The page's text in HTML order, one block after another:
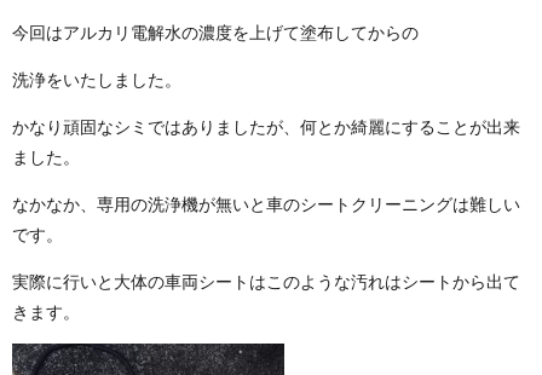
今回はアルカリ電解水の濃度を上げて塗布してからの
洗浄をいたしました。
かなり頑固なシミではありましたが、何とか綺麗にすることが出来
ました。
なかなか、専用の洗浄機が無いと車のシートクリーニングは難しい
です。
実際に行いと大体の車両シートはこのような汚れはシートから出て
きます。